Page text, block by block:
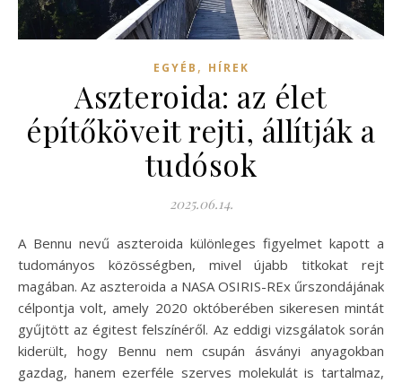
EGYÉB , HÍREK
Aszteroida: az élet
építőköveit rejti, állítják a
tudósok
2025.06.14.
A Bennu nevű aszteroida különleges figyelmet kapott a
tudományos közösségben, mivel újabb titkokat rejt
magában. Az aszteroida a NASA OSIRIS-REx űrszondájának
célpontja volt, amely 2020 októberében sikeresen mintát
gyűjtött az égitest felszínéről. Az eddigi vizsgálatok során
kiderült, hogy Bennu nem csupán ásványi anyagokban
gazdag, hanem ezerféle szerves molekulát is tartalmaz,